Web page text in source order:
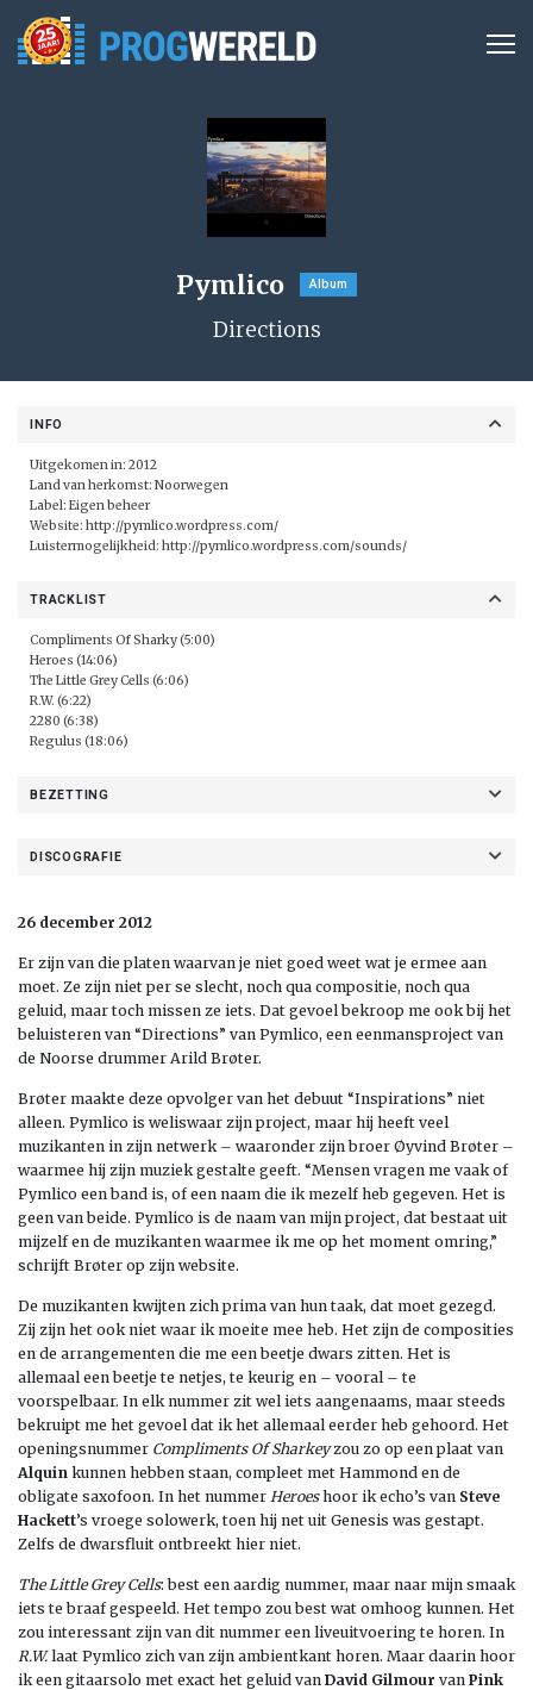
Pymlico Album
Directions
INFO
Uitgekomen in: 2012
Land van herkomst: Noorwegen
Label: Eigen beheer
Website: http://pymlico.wordpress.com/
Luistermogelijkheid: http://pymlico.wordpress.com/sounds/
TRACKLIST
Compliments Of Sharky (5:00)
Heroes (14:06)
The Little Grey Cells (6:06)
R.W. (6:22)
2280 (6:38)
Regulus (18:06)
BEZETTING
DISCOGRAFIE
26 december 2012
Er zijn van die platen waarvan je niet goed weet wat je ermee aan
moet. Ze zijn niet per se slecht, noch qua compositie, noch qua
geluid, maar toch missen ze iets. Dat gevoel bekroop me ook bij het
beluisteren van “Directions” van Pymlico, een eenmansproject van
de Noorse drummer Arild Brøter.
Brøter maakte deze opvolger van het debuut “Inspirations” niet
alleen. Pymlico is weliswaar zijn project, maar hij heeft veel
muzikanten in zijn netwerk – waaronder zijn broer Øyvind Brøter –
waarmee hij zijn muziek gestalte geeft. “Mensen vragen me vaak of
Pymlico een band is, of een naam die ik mezelf heb gegeven. Het is
geen van beide. Pymlico is de naam van mijn project, dat bestaat uit
mijzelf en de muzikanten waarmee ik me op het moment omring,”
schrijft Brøter op zijn website.
De muzikanten kwijten zich prima van hun taak, dat moet gezegd.
Zij zijn het ook niet waar ik moeite mee heb. Het zijn de composities
en de arrangementen die me een beetje dwars zitten. Het is
allemaal een beetje te netjes, te keurig en – vooral – te
voorspelbaar. In elk nummer zit wel iets aangenaams, maar steeds
bekruipt me het gevoel dat ik het allemaal eerder heb gehoord. Het
openingsnummer Compliments Of Sharkeyzou zo op een plaat van
Alquin kunnen hebben staan, compleet met Hammond en de
obligate saxofoon. In het nummer Heroeshoor ik echo’s van Steve
Hackett’s vroege solowerk, toen hij net uit Genesis was gestapt.
Zelfs de dwarsfluit ontbreekt hier niet.
The Little Grey Cells: best een aardig nummer, maar naar mijn smaak
iets te braaf gespeeld. Het tempo zou best wat omhoog kunnen. Het
zou interessant zijn van dit nummer een liveuitvoering te horen. In
R.W.laat Pymlico zich van zijn ambientkant horen. Maar daarin hoor
ik een gitaarsolo met exact het geluid van David Gilmour van Pink